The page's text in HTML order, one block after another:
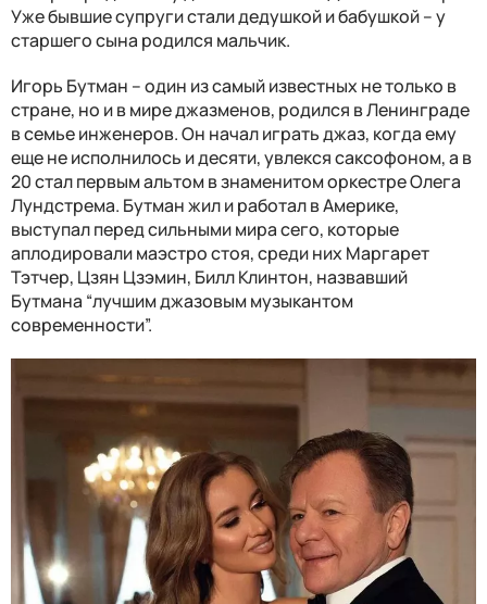
Уже бывшие супруги стали дедушкой и бабушкой – у
старшего сына родился мальчик.
Игорь Бутман – один из самый известных не только в
стране, но и в мире джазменов, родился в Ленинграде
в семье инженеров. Он начал играть джаз, когда ему
еще не исполнилось и десяти, увлекся саксофоном, а в
20 стал первым альтом в знаменитом оркестре Олега
Лундстрема. Бутман жил и работал в Америке,
выступал перед сильными мира сего, которые
аплодировали маэстро стоя, среди них Маргарет
Тэтчер, Цзян Цзэмин, Билл Клинтон, назвавший
Бутмана “лучшим джазовым музыкантом
современности”.